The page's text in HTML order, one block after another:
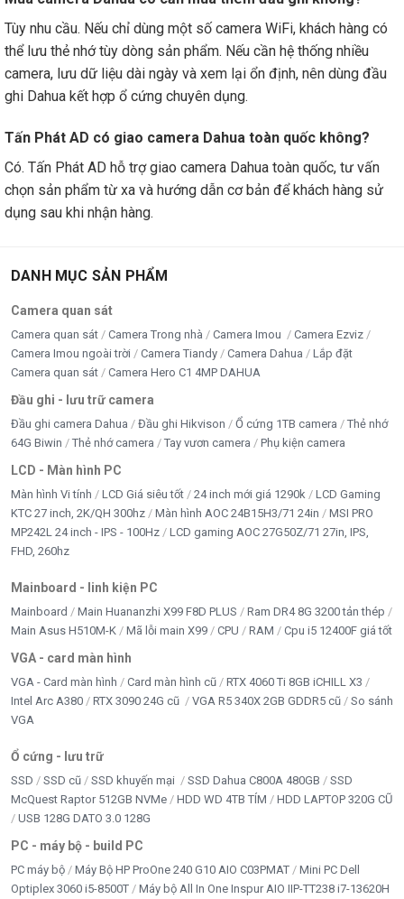
Tùy nhu cầu. Nếu chỉ dùng một số camera WiFi, khách hàng có
thể lưu thẻ nhớ tùy dòng sản phẩm. Nếu cần hệ thống nhiều
camera, lưu dữ liệu dài ngày và xem lại ổn định, nên dùng đầu
ghi Dahua kết hợp ổ cứng chuyên dụng.
Tấn Phát AD có giao camera Dahua toàn quốc không?
Có. Tấn Phát AD hỗ trợ giao camera Dahua toàn quốc, tư vấn
chọn sản phẩm từ xa và hướng dẫn cơ bản để khách hàng sử
dụng sau khi nhận hàng.
DANH MỤC SẢN PHẨM
Camera quan sát
Camera quan sát Camera Trong nhà Camera Imou
Camera Ezviz
Camera Imou ngoài trời
Camera Tiandy Camera Dahua
Lắp đặt
Camera quan sát
Camera Hero C1 4MP DAHUA
Đầu ghi - lưu trữ camera
Đầu ghi camera Dahua Đầu ghi Hikvison Ổ cứng 1TB camera
Thẻ nhớ
64G Biwin
Thẻ nhớ camera Tay vươn camera Phụ kiện camera
LCD - Màn hình PC
Màn hình Vi tính LCD Giá siêu tốt 24 inch mới giá 1290k
LCD Gaming
KTC 27 inch, 2K/QH 300hz
Màn hình AOC 24B15H3/71 24in
MSI PRO
MP242L 24 inch - IPS - 100Hz
LCD gaming AOC 27G50Z/71 27in, IPS,
FHD, 260hz
Mainboard - linh kiện PC
Mainboard Main Huananzhi X99 F8D PLUS
Ram DR4 8G 3200 tản thép
Main Asus H510M-K
Mã lỗi main X99 CPU RAM Cpu i5 12400F giá tốt
VGA - card màn hình
VGA - Card màn hình Card màn hình cũ
RTX 4060 Ti 8GB iCHILL X3
Intel Arc A380
RTX 3090 24G cũ VGA R5 340X 2GB GDDR5 cũ
So sánh
VGA
Ổ cứng - lưu trữ
SSD SSD cũ SSD khuyến mại SSD Dahua C800A 480GB
SSD
McQuest Raptor 512GB NVMe
HDD WD 4TB TÍM
HDD LAPTOP 320G CŨ
USB 128G DATO 3.0 128G
PC - máy bộ - build PC
PC máy bộ Máy Bộ HP ProOne 240 G10 AIO C03PMAT
Mini PC Dell
Optiplex 3060 i5-8500T
Máy bộ All In One Inspur AIO IIP-TT238 i7-13620H